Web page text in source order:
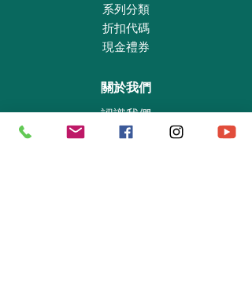
系列分類
折扣代碼
現金禮券
關於我們
認識我們
實體專賣店